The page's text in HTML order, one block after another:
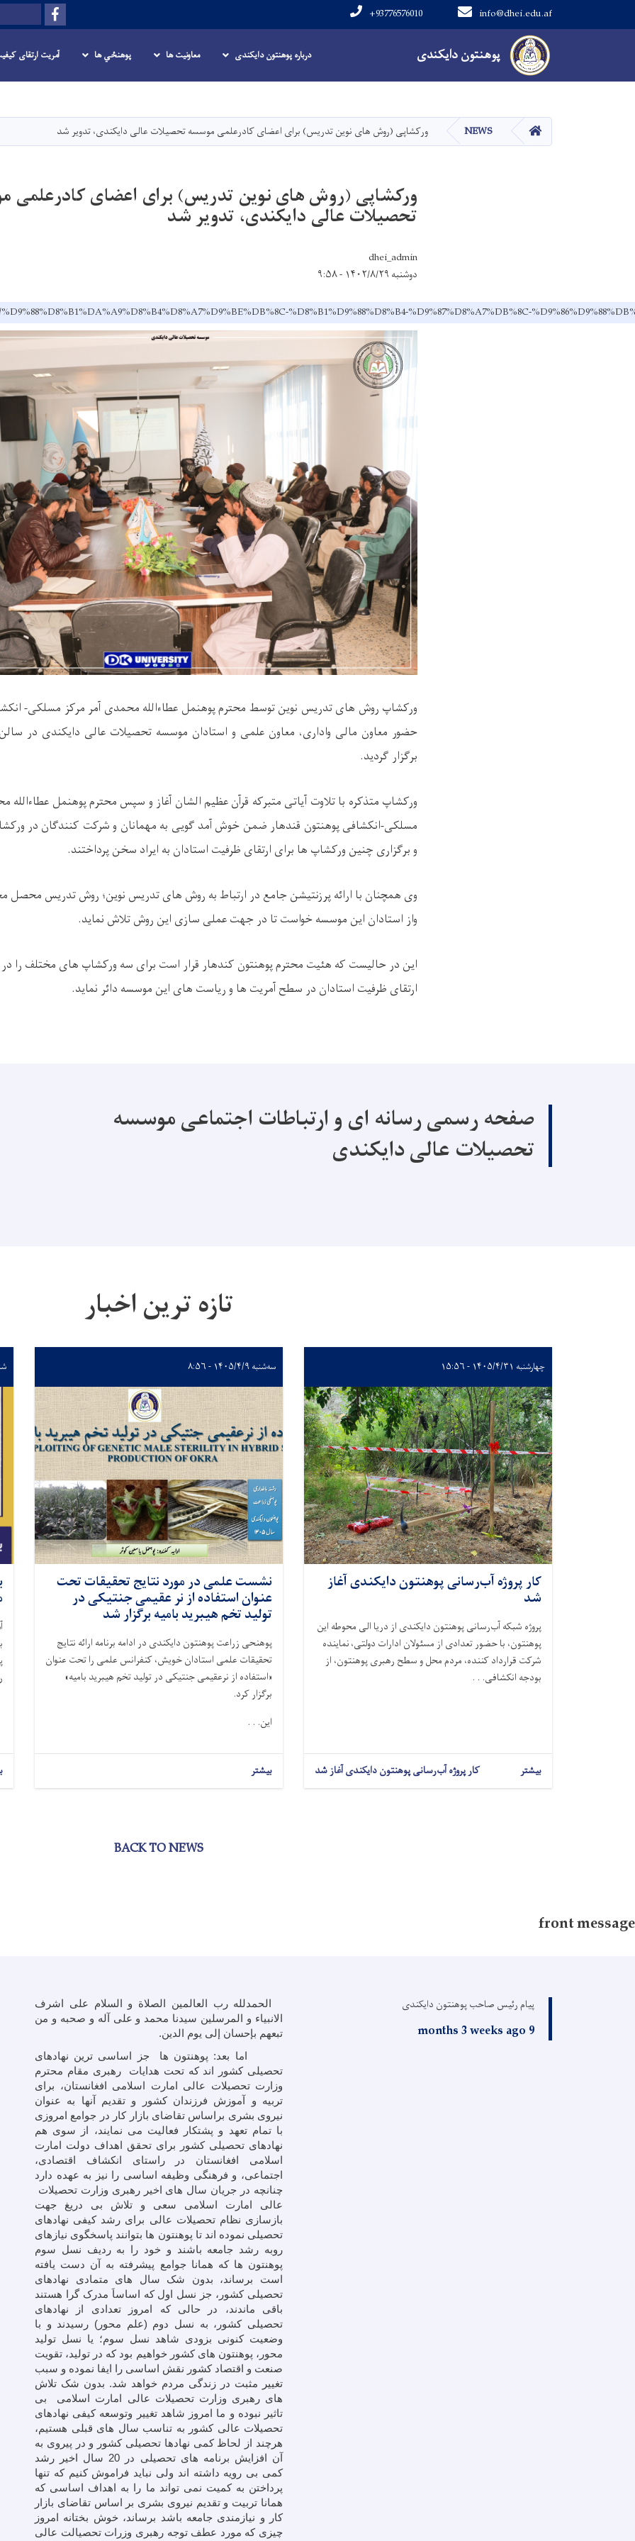
main
content
پوهنتون دایکندی
info@dhei.edu.af
+93776576010
Facebook
Search
Main navigation
پوهنتون دایکندی درباره پوهنتون دایکندی معاونیت ها پوهنځي ها آمریت ارتقای
صفحه اصلیNEWS ورکشاپی (روش های نوین تدریس) برای اعضای کادرعلمی موسسه تحصیلات عالی دایکندی، تدویر شد
ورکشاپی (روش های نوین تدریس) برای اعضای کادرعلمی
تحصیلات عالی دایکندی، تدویر شد
dhei_admin
دوشنبه ۱۴۰۲/۸/۲۹ - ۹:۵۸
%D8%B1%D9%88%D8%B4-%D9%87%D8%A7%DB%8C-
ورکشاپ روش های تدریس نوین توسط محترم پوهنمل عطاءالله محمدی آمر مرکز مسلکی-
حضور معاون مالی واداری، معاون علمی و استادان موسسه تحصیلات عالی دایکندی در
برگزار گردید.
ورکشاپ متذکره با تلاوت آیاتی متبرکه قرآن عظیم الشان آغاز و سپس محترم پوهنمل عطاءالله
مسلکی-انکشافی پوهنتون قندهار ضمن خوش آمد گویی به مهمانان و شرکت کنندگان در
و برگزاری چنین ورکشاپ ها برای ارتقای ظرفیت استادان به ایراد سخن پرداختند.
وی همچنان با ارائه پرزنتیشن جامع در ارتباط به روش های تدریس نوین؛ روش تدریس محصل
واز استادان این موسسه خواست تا در جهت عملی سازی این روش تلاش نماید.
این در حالیست که هئیت محترم پوهنتون کندهار قرار است برای سه ورکشاپ های مختلف را
ارتقای ظرفیت استادان در سطح آمریت ها و ریاست های این موسسه دائر نماید.
صفحه رسمی رسانه ای و ارتباطات اجتماعی موسسه
تحصیلات عالی دایکندی
تازه ترین اخبار
چهارشنبه ۱۴۰۵/۴/۳۱ - ۱۵:۵۶
کار پروژه آب‌رسانی پوهنتون دایکندی آغاز
شد
پروژه شبکه آب‌رسانی پوهنتون دایکندی از دریا الی محوطه این
پوهنتون، با حضور تعدادی از مسئولان ادارات دولتی، نماینده
شرکت قرارداد کننده، مردم محل و سطح رهبری پوهنتون، از
بودجه انکشافی. . .
بیشتر کار پروژه آب‌رسانی پوهنتون دایکندی آغاز شد
سه‌شنبه ۱۴۰۵/۴/۹ - ۸:۵۶
نشست علمی در مورد نتایج تحقیقات تحت
عنوان استفاده از نر عقیمی جنتیکی در
تولید تخم هیبرید بامیه برگزار شد
پوهنحی زراعت پوهنتون دایکندی در ادامه برنامه ارائه نتایج
تحقیقات علمی استادان خویش، کنفرانس علمی را تحت عنوان
«استفاده از نرعقیمی جنتیکی در تولید تخم هیبرید بامیه»
برگزار کرد.
این. . .
بیشتر
شنبه
BACK TO NEWS
front message
پیام رئیس صاحب پوهنتون دایکندی
9 months 3 weeks ago
الحمدلله رب العالمین الصلاة و السلام علی اشرف
الانبیاء و المرسلین سیدنا محمد و علی آله و صحبه و من
تبعهم بإحسان إلی یوم الدین.
اما بعد: پوهنتون ها جز اساسی ترین نهادهای
تحصیلی کشور اند که تحت هدایات رهبری مقام محترم
وزارت تحصیلات عالی امارت اسلامی افغانستان، برای
تربیه و آموزش فرزندان کشور و تقدیم آنها به عنوان
نیروی بشری براساس تقاضای بازار کار در جوامع امروزی
با تمام تعهد و پشتکار فعالیت می نمایند، از سوی هم
نهادهای تحصیلی کشور برای تحقق اهداف دولت امارت
اسلامی افغانستان در راستای انکشاف اقتصادی،
اجتماعی، و فرهنگی وظیفه اساسی را نیز به عهده دارد
چنانچه در جریان سال های اخیر رهبری وزارت تحصیلات
عالی امارت اسلامی سعی و تلاش بی دریغ جهت
بازسازی نظام تحصیلات عالی برای رشد کیفی نهادهای
تحصیلی نموده اند تا پوهنتون ها بتوانند پاسخگوی نیازهای
روبه رشد جامعه باشند و خود را به ردیف نسل سوم
پوهنتون ها که همانا جوامع پیشرفته به آن دست یافته
است برساند، بدون شک سال های متمادی نهادهای
تحصیلی کشور، جز نسل اول که اساساَ مدرک گرا هستند
باقی ماندند، در حالی که امروز تعدادی از نهادهای
تحصیلی کشور، به نسل دوم (علم محور) رسیدند و با
وضعیت کنونی بزودی شاهد نسل سوم؛ یا نسل تولید
محور، پوهنتون های کشور خواهیم بود که در تولید، تقویت
صنعت و اقتصاد کشور نقش اساسی را ایفا نموده و سبب
تغییر مثبت در زندگی مردم خواهد شد. بدون شک تلاش
های رهبری وزارت تحصیلات عالی امارت اسلامی بی
تاثیر نبوده و ما امروز شاهد تغییر وتوسعه کیفی نهادهای
تحصیلات عالی کشور به تناسب سال های قبلی هستیم،
هرچند از لحاظ کمی نهادها تحصیلی کشور و در پیروی به
آن افزایش برنامه های تحصیلی در 20 سال اخیر رشد
کمی بی رویه داشته اند ولی نباید فراموش کنیم که تنها
پرداختن به کمیت نمی تواند ما را به اهداف اساسی که
همانا تربیت و تقدیم نیروی بشری بر اساس تقاضای بازار
کار و نیازمندی جامعه باشد برساند، خوش بختانه امروز
چیزی که مورد عطف توجه رهبری وزرات تحصیالت عالی